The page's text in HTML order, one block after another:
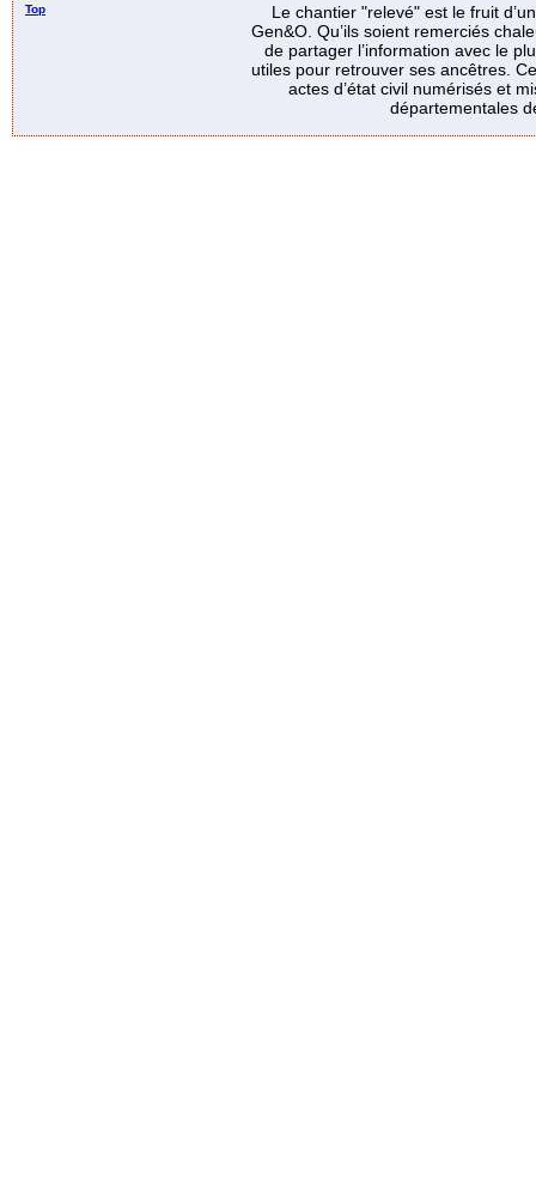
Top
Le chantier "relevé" est le fruit
Gen&O. Qu’ils soient remerciés
de partager l’information avec le
utiles pour retrouver ses ancêtres.
actes d’état civil numérisés et
départementales